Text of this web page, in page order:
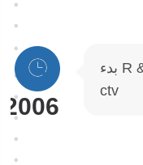
2006
بدء R & D ، تصنيع وبيع منتجات الأمن
ctv